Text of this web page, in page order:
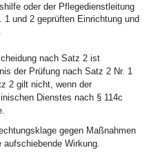
oder der Pflegedienstleitung
1 und 2 geprüften Einrichtung und
nach Satz 2 ist
der Prüfung nach Satz 2 Nr. 1
2 gilt nicht, wenn der
Dienstes nach § 114c
gegen Maßnahmen
Wirkung.